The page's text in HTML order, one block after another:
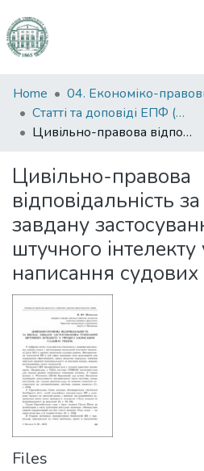
Communities
&
Collections
Statistics
Home
Статті та доповіді ЕПФ (Правові науки)
Цивільно-правова відповідальність за шкоду, завдану застосуванням технологій штучного інтелекту у процесі написання судових рішень
Цивільно-правова
відповідальність
завдану
штучного інтелекту
написання
Files